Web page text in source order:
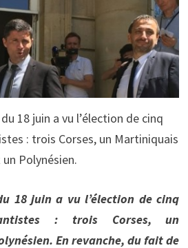
18 juin a vu l’élection de cinq
: trois Corses, un Martiniquais
un Polynésien.
18 juin a vu l’élection de cinq
: trois Corses, un
En revanche, du fait de